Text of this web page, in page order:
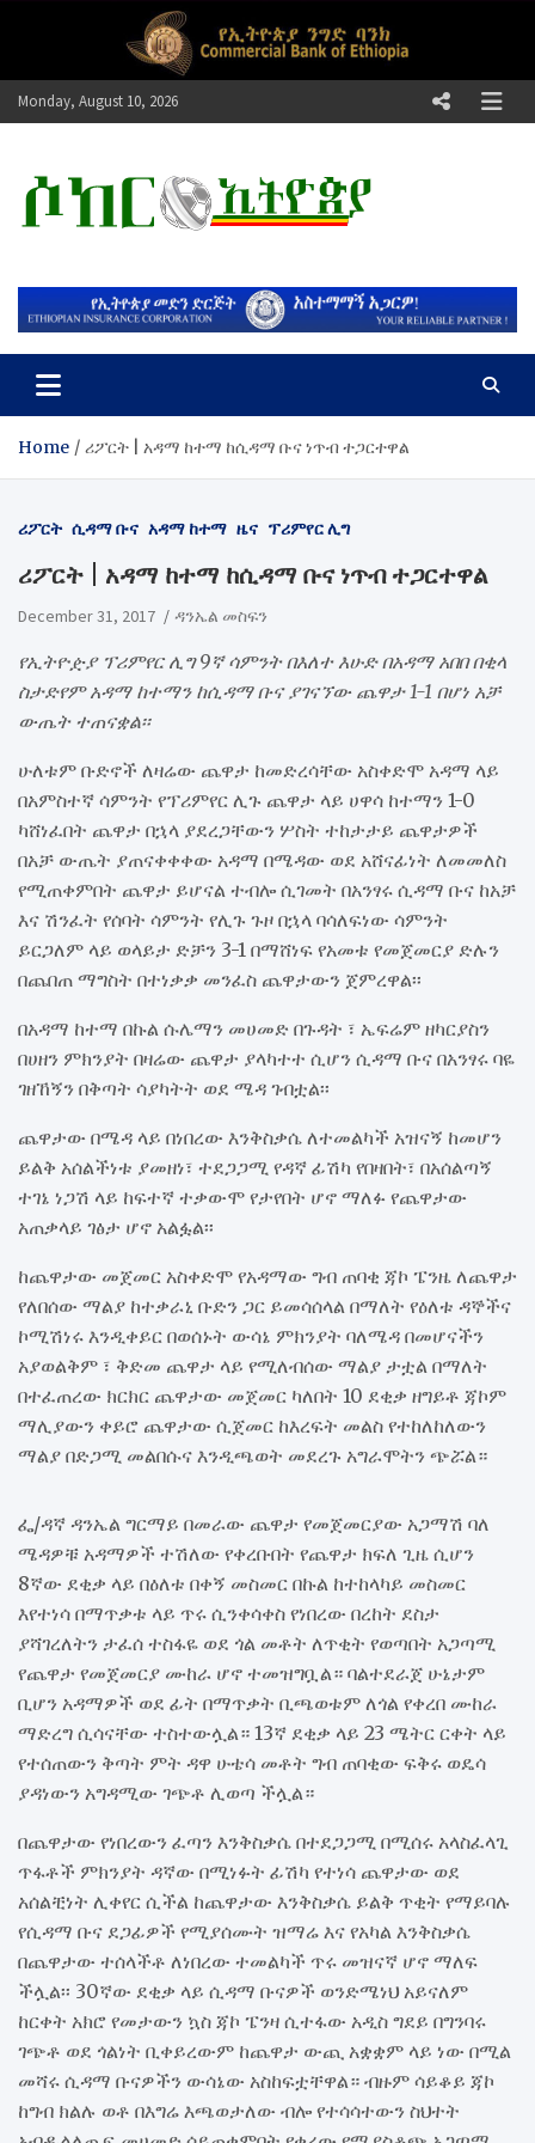
Monday, August 10, 2026
ሶከር ኢትዮጵያ
Home ሪፖርት | አዳማ ከተማ ከሲዳማ ቡና ነጥብ ተጋርተዋል
ሪፖርት ሲዳማ ቡና አዳማ ከተማ ዜና ፕሪምየር ሊግ
ሪፖርት | አዳማ ከተማ ከሲዳማ ቡና ነጥብ ተጋርተዋል
December 31, 2017 ዳንኤል መስፍን
የኢትዮዽያ ፕሪምየር ሊግ 9ኛ ሳምንት በእለተ እሁድ በአዳማ አበበ በቂላ
ስታድየም አዳማ ከተማን ከሲዳማ ቡና ያገናኘው ጨዋታ 1-1 በሆነ አቻ
ውጤት ተጠናቋል፡፡
ሁለቱም ቡድኖች ለዛሬው ጨዋታ ከመድረሳቸው አስቀድሞ አዳማ ላይ
በአምስተኛ ሳምንት የፕሪምየር ሊጉ ጨዋታ ላይ ሀዋሳ ከተማን 1-0
ካሸነፈበት ጨዋታ በኋላ ያደረጋቸውን ሦስት ተከታታይ ጨዋታዎች
በአቻ ውጤት ያጠናቀቀቀው አዳማ በሜዳው ወደ አሸናፊነት ለመመለስ
የሚጠቀምበት ጨዋታ ይሆናል ተብሎ ሲገመት በአንፃሩ ሲዳማ ቡና ከአቻ
እና ሽንፈት የሰባት ሳምንት የሊጉ ጉዞ በኋላ ባሳለፍነው ሳምንት
ይርጋለም ላይ ወላይታ ድቻን 3-1 በማሸነፍ የአመቱ የመጀመርያ ድሉን
በጨበጠ ማግስት በተነቃቃ መንፈስ ጨዋታውን ጀምረዋል፡፡
በአዳማ ከተማ በኩል ሱሌማን መሀመድ በጉዳት ፣ ኤፍሬም ዘካርያስን
በሀዘን ምክንያት በዛሬው ጨዋታ ያላካተተ ሲሆን ሲዳማ ቡና በአንፃሩ ባዬ
ገዘኸኝን በቅጣት ሳያካትት ወደ ሜዳ ገብቷል፡፡
ጨዋታው በሜዳ ላይ በነበረው እንቅስቃሴ ለተመልካች አዝናኝ ከመሆን
ይልቅ አሰልችነቱ ያመዘነ፣ ተደጋጋሚ የዳኛ ፊሽካ የበዛበት፣ በአሰልጣኝ
ተገኔ ነጋሽ ላይ ከፍተኛ ተቃውሞ የታየበት ሆኖ ማለፉ የጨዋታው
አጠቃላይ ገፅታ ሆኖ አልፏል፡፡
ከጨዋታው መጀመር አስቀድሞ የአዳማው ግብ ጠባቂ ጃኮ ፔንዜ ለጨዋታ
የለበሰው ማልያ ከተቃራኒ ቡድን ጋር ይመሳሰላል በማለት የዕለቱ ዳኞችና
ኮሚሽነሩ እንዲቀይር በወሰኑት ውሳኔ ምክንያት ባለሜዳ በመሆናችን
አያወልቅም ፣ ቅድመ ጨዋታ ላይ የሚለብሰው ማልያ ታቷል በማለት
በተፈጠረው ክርክር ጨዋታው መጀመር ካለበት 10 ደቂቃ ዘግይቶ ጃኮም
ማሊያውን ቀይሮ ጨዋታው ሲጀመር ከእረፍት መልስ የተከለከለውን
ማልያ በድጋሚ መልበሱና እንዲጫወት መደረጉ አግራሞትን ጭሯል።
ፌ/ዳኛ ዳንኤል ግርማይ በመራው ጨዋታ የመጀመርያው አጋማሽ ባለ
ሜዳዎቹ አዳማዎች ተሽለው የቀረቡበት የጨዋታ ክፍለ ጊዜ ሲሆን
8ኛው ደቂቃ ላይ በዕለቱ በቀኝ መስመር በኩል ከተከላካይ መስመር
እየተነሳ በማጥቃቱ ላይ ጥሩ ሲንቀሳቀስ የነበረው በረከት ደስታ
ያሻገረለትን ታፈሰ ተስፋዬ ወደ ጎል መቶት ለጥቂት የወጣበት አጋጣሚ
የጨዋታ የመጀመርያ ሙከራ ሆኖ ተመዝግቧል። ባልተደራጀ ሁኔታም
ቢሆን አዳማዎች ወደ ፊት በማጥቃት ቢጫወቱም ለጎል የቀረበ ሙከራ
ማድረግ ሲሳናቸው ተስተውሏል። 13ኛ ደቂቃ ላይ 23 ሜትር ርቀት ላይ
የተሰጠውን ቅጣት ምት ዳዋ ሁቴሳ መቶት ግብ ጠባቂው ፍቅሩ ወዴሳ
ያዳነውን አግዳሚው ገጭቶ ሊወጣ ችሏል።
በጨዋታው የነበረውን ፈጣን እንቅስቃሴ በተደጋጋሚ በሚሰሩ አላስፈላጊ
ጥፋቶች ምክንያት ዳኛው በሚነፉት ፊሽካ የተነሳ ጨዋታው ወደ
አሰልቺነት ሊቀየር ሲችል ከጨዋታው እንቅስቃሴ ይልቅ ጥቂት የማይባሉ
የሲዳማ ቡና ደጋፊዎች የሚያሰሙት ዝማሬ እና የአካል እንቅስቃሴ
በጨዋታው ተሰላችቶ ለነበረው ተመልካች ጥሩ መዝናኛ ሆኖ ማለፍ
ችሏል፡፡ 30ኛው ደቂቃ ላይ ሲዳማ ቡናዎች ወንድሜነህ አይናለም
ከርቀት አክሮ የመታውን ኳስ ጃኮ ፔንዛ ሲተፋው አዲስ ግደይ በግንባሩ
ገጭቶ ወደ ጎልነት ቢቀይረውም ከጨዋታ ውጪ አቋቋም ላይ ነው በሚል
መሻሩ ሲዳማ ቡናዎችን ውሳኔው አስከፍቷቸዋል። ብዙም ሳይቆይ ጃኮ
ከግብ ክልሉ ወቶ በእግሬ እጫወታለው ብሎ የተሳሳተውን ስህተት